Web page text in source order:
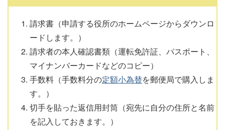
請求書（申請する役所のホームページからダウンロ
ードします。）
請求者の本人確認書類（運転免許証、パスポート、
マイナンバーカードなどのコピー）
手数料（手数料分の定額小為替を郵便局で購入しま
す。）
切手を貼った返信用封筒（宛先に自分の住所と名前
を記入しておきます。）